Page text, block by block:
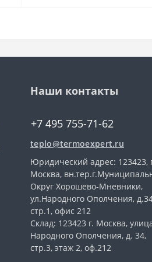
Наши контакты
+7 495 755-71-62
teplo@termoexpert.ru
Юридический адрес: 123423,
Москва,
Округ Хорошево-Мневники,
ул.Народного Ополчения,
стр.1, офис 212
Склад: 123423 г. Москва,
Народного Ополчения, д. 34,
стр.3, этаж 2, оф.212